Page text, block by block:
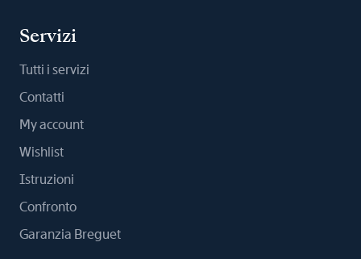
Servizi
Tutti i servizi
Contatti
My account
Wishlist
Istruzioni
Confronto
Garanzia Breguet